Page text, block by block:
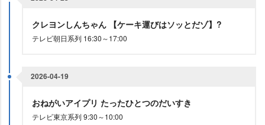
クレヨンしんちゃん 【ケーキ運びはソッとだゾ】?
テレビ朝日系列 16:30～17:00
2026-04-19
おねがいアイプリ たったひとつのだいすき
テレビ東京系列 9:30～10:00